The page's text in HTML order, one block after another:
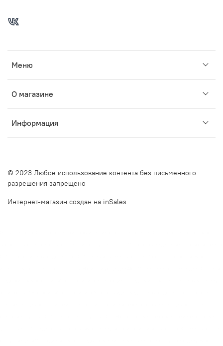
Меню
О магазине
Информация
© 2023 Любое использование контента без письменного
разрешения запрещено
Интернет-магазин создан на inSales